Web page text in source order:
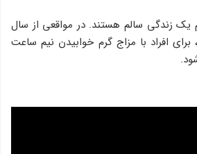
زندگی سالم هستند. در مواقعی از سال
افراد با مزاج گرم خوابیدن نیم ساعت